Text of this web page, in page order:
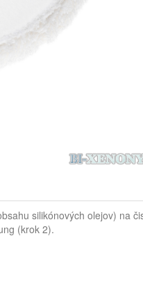
silikónových olejov) na
(krok 2).